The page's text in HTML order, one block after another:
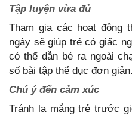
Tập luyện vừa đủ
Tham gia các hoạt động
ngày sẽ giúp trẻ có giấc
có thể dẫn bé ra ngoài
số bài tập thể dục đơn giản.
Chú ý đến cảm xúc
Tránh la mắng trẻ trước